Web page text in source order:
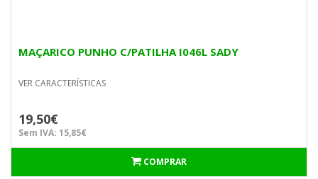
MAÇARICO PUNHO C/PATILHA I046L SADY
VER CARACTERÍSTICAS
19,50€
Sem IVA: 15,85€
COMPRAR